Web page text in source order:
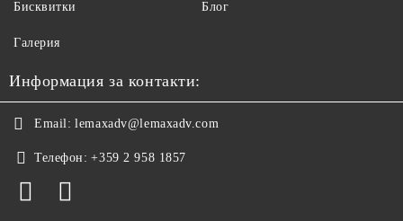
Бисквитки Блог
Галерия
Информация за контакти:
Email: lemaxadv@lemaxadv.com
Телефон: +359 2 958 1857